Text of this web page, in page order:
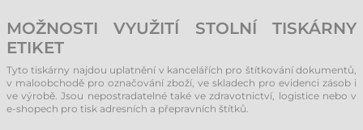
MOŽNOSTI VYUŽITÍ STOLNÍ TISKÁRNY
ETIKET
Tyto tiskárny najdou uplatnění v kancelářích pro štítkování dokumentů,
v maloobchodě pro označování zboží, ve skladech pro evidenci zásob i
ve výrobě. Jsou nepostradatelné také ve zdravotnictví, logistice nebo v
e-shopech pro tisk adresních a přepravních štítků.